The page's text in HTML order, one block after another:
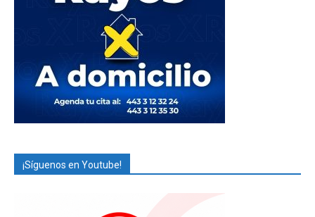
¡Síguenos en Youtube!